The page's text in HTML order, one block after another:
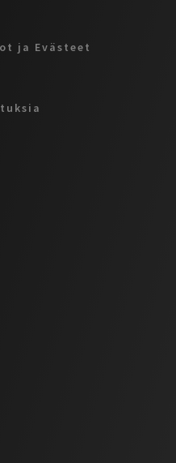
ja Evästeet